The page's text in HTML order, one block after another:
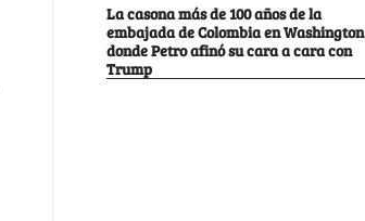
La casona más de 100 años de la
embajada de Colombia en Washington
donde Petro afinó su cara a cara con
Trump